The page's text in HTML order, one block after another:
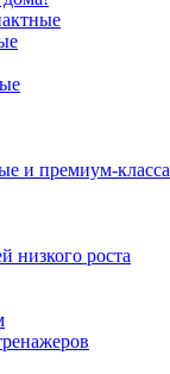
и премиум-класса
низкого роста